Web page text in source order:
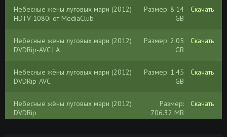
Небесные жены луговых мари (2012)
HDTV 1080i от MediaClub
Размер: 8.14
GB
Скачать
Небесные жены луговых мари (2012)
DVDRip-AVC | A
Размер: 2.05
GB
Скачать
Небесные жёны луговых мари (2012)
DVDRip-AVC
Размер: 1.45
GB
Скачать
Небесные жёны луговых мари (2012)
DVDRip
Размер:
706.32 MB
Скачать